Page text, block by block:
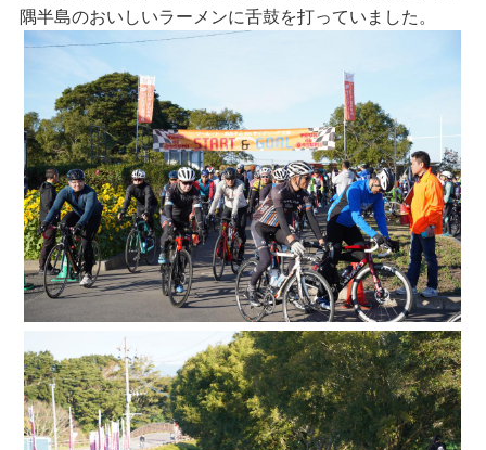
隅半島のおいしいラーメンに舌鼓を打っていました。